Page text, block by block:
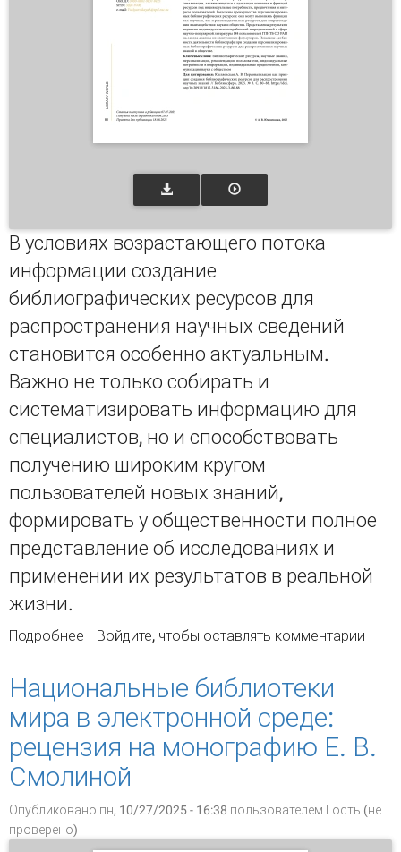
В условиях возрастающего потока
информации создание
библиографических ресурсов для
распространения научных сведений
становится особенно актуальным.
Важно не только собирать и
систематизировать информацию для
специалистов, но и способствовать
получению широким кругом
пользователей новых знаний,
формировать у общественности полное
представление об исследованиях и
применении их результатов в реальной
жизни.
Подробнее о Персонализация как принцип создания
распространения научных знаний
Войдите, чтобы оставлять комментарии
Национальные библиотеки
мира в электронной среде:
рецензия на монографию Е. В.
Смолиной
Опубликовано пн, 10/27/2025 - 16:38 пользователем Гость (не
проверено)